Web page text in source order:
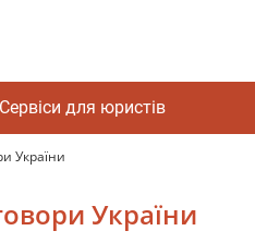
Сервіси для юристів
України
України